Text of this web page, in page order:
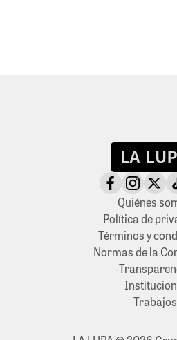
Quiénes
Política de
Términos y
Normas de la
Trabajos